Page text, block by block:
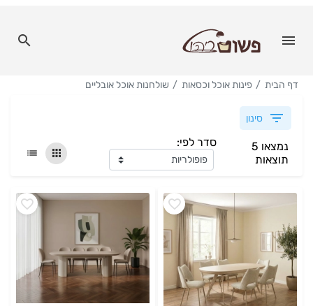
דף הבית פינות אוכל וכסאות שולחנות אוכל אובליים
סינון
נמצאו 5
תוצאות
סדר לפי: